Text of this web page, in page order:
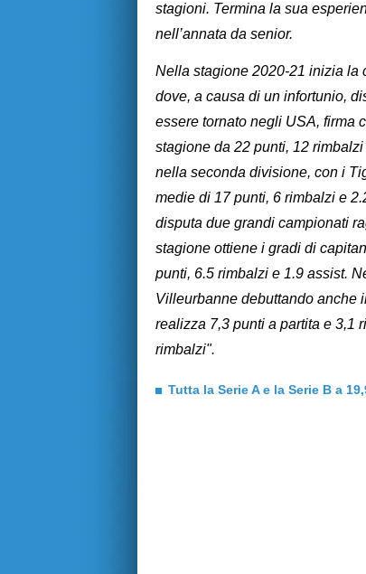
stagioni. Termina la sua
nell’annata da senior.
Nella stagione 2020-21 inizia la
dove, a causa di un infortunio,
essere tornato negli USA, firma
stagione da 22 punti, 12
nella seconda divisione, con i
medie di 17 punti, 6 rimbalzi e
disputa due grandi campionati
stagione ottiene i gradi di
punti, 6.5 rimbalzi e 1.9 assist.
Villeurbanne debuttando anche
realizza 7,3 punti a partita e 3,1
rimbalzi".
Tutta la Serie A e la Serie B a